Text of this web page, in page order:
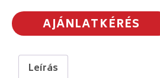
AJÁNLATKÉRÉS
Leírás